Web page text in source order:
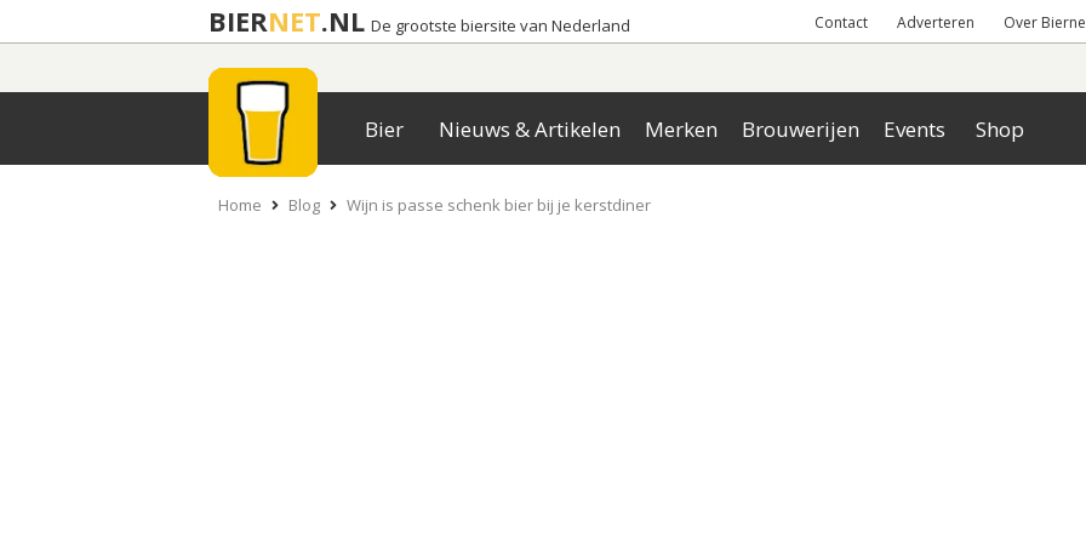
BIERNET.NL De grootste biersite van Nederland Contact Adverteren Over
Bier Nieuws & Artikelen Merken Brouwerijen Events Shop
Home Blog Wijn is passe schenk bier bij je kerstdiner